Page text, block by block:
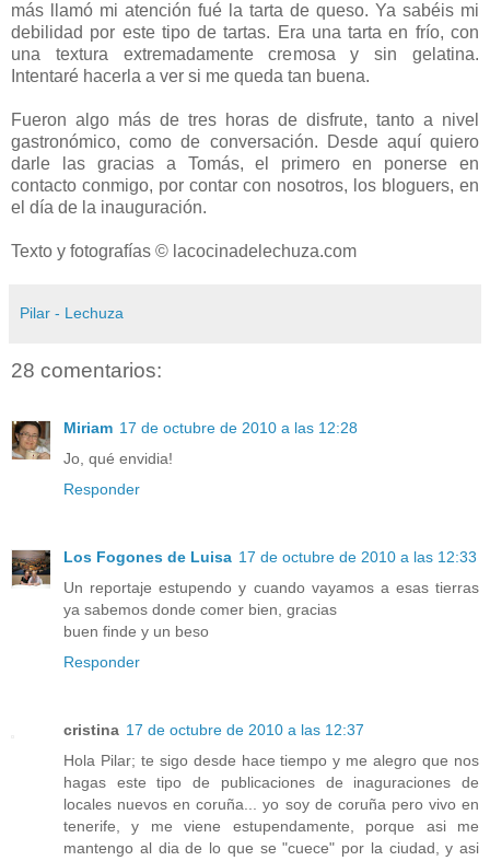
más llamó mi atención fué la tarta de queso. Ya sabéis mi
debilidad por este tipo de tartas. Era una tarta en frío, con
una textura extremadamente cremosa y sin gelatina.
Intentaré hacerla a ver si me queda tan buena.
Fueron algo más de tres horas de disfrute, tanto a nivel
gastronómico, como de conversación. Desde aquí quiero
darle las gracias a Tomás, el primero en ponerse en
contacto conmigo, por contar con nosotros, los bloguers, en
el día de la inauguración.
Texto y fotografías © lacocinadelechuza.com
Pilar - Lechuza
28 comentarios:
Miriam 17 de octubre de 2010 a las 12:28
Jo, qué envidia!
Responder
Los Fogones de Luisa 17 de octubre de 2010 a las 12:33
Un reportaje estupendo y cuando vayamos a esas tierras
ya sabemos donde comer bien, gracias
buen finde y un beso
Responder
cristina 17 de octubre de 2010 a las 12:37
Hola Pilar; te sigo desde hace tiempo y me alegro que nos
hagas este tipo de publicaciones de inaguraciones de
locales nuevos en coruña... yo soy de coruña pero vivo en
tenerife, y me viene estupendamente, porque asi me
mantengo al dia de lo que se "cuece" por la ciudad, y asi